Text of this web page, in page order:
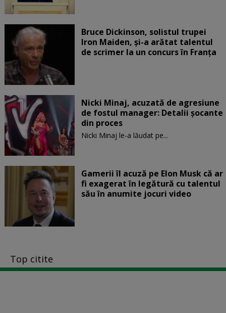
Bruce Dickinson, solistul trupei
Iron Maiden, şi-a arătat talentul
de scrimer la un concurs în Franţa
Nicki Minaj, acuzată de agresiune
de fostul manager: Detalii șocante
din proces
Nicki Minaj le-a lăudat pe...
Gamerii îl acuză pe Elon Musk că ar
fi exagerat în legătură cu talentul
său în anumite jocuri video
Top citite